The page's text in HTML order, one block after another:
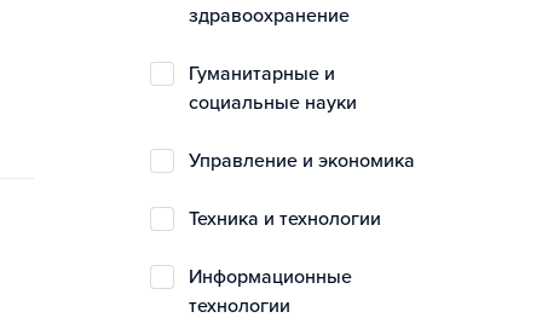
здравоохранение
гуманитарные и
социальные науки
управление и экономика
техника и технологии
информационные
технологии